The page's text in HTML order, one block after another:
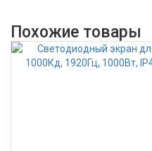
Похожие товары